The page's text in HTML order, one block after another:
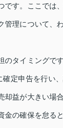
です。ここでは
管理について、
のタイミングで
確定申告を行い
却益が大きい場
金の確保を怠る